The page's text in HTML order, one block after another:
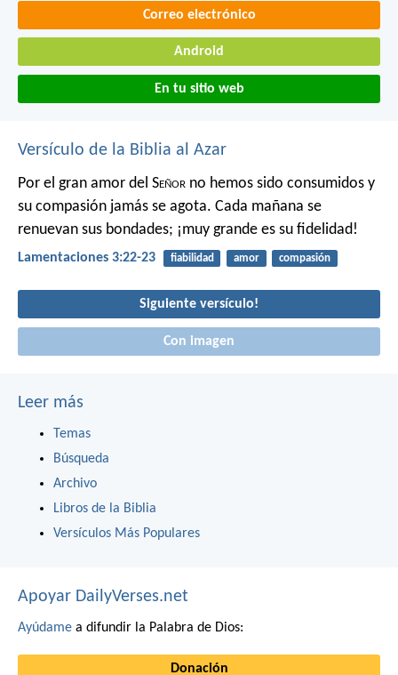
Correo electrónico
Android
En tu sitio web
Versículo de la Biblia al Azar
Por el gran amor del Señor no hemos sido consumidos y
su compasión jamás se agota. Cada mañana se
renuevan sus bondades; ¡muy grande es su fidelidad!
Lamentaciones 3:22-23 fiabilidad amor compasión
Siguiente versículo!
Con imagen
Leer más
Temas
Búsqueda
Archivo
Libros de la Biblia
Versículos Más Populares
Apoyar DailyVerses.net
Ayúdame a difundir la Palabra de Dios:
Donación